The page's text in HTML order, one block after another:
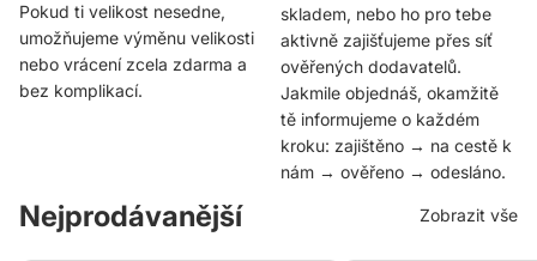
Pokud ti velikost nesedne,
umožňujeme výměnu velikosti
nebo vrácení zcela zdarma a
bez komplikací.
skladem, nebo ho pro tebe
aktivně zajišťujeme přes síť
ověřených dodavatelů.
Jakmile objednáš, okamžitě
tě informujeme o každém
kroku: zajištěno → na cestě k
nám → ověřeno → odesláno.
Nejprodávanější Zobrazit vše